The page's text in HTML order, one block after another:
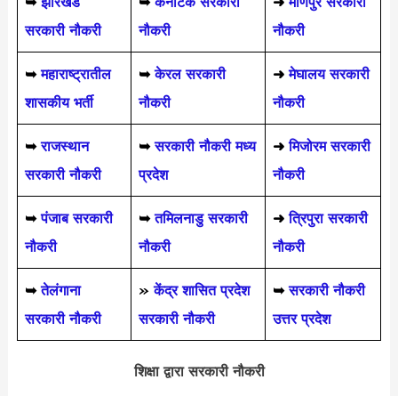
सरकारी नौकरी
नौकरी
नौकरी
➥ महाराष्ट्रातील
शासकीय भर्ती
➥ केरल सरकारी
नौकरी
➜ मेघालय सरकारी
नौकरी
➥ राजस्थान
सरकारी नौकरी
➥सरकारी नौकरी मध्य
प्रदेश
➜मिजोरम सरकारी
नौकरी
➥ पंजाब सरकारी
नौकरी
➥ तमिलनाडु सरकारी
नौकरी
➜ त्रिपुरा सरकारी
नौकरी
➥तेलंगाना
सरकारी नौकरी
»केंद्र शासित प्रदेश
सरकारी नौकरी
➥ सरकारी नौकरी
उत्तर प्रदेश
शिक्षा द्वारा सरकारी नौकरी